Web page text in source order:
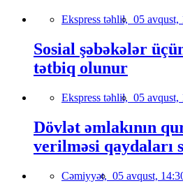
Ekspress təhlil, 05 avqust,
Sosial şəbəkələr
tətbiq olunur
Ekspress təhlil, 05 avqust,
Dövlət əmlakının
verilməsi qaydaları
Cəmiyyət, 05 avqust,